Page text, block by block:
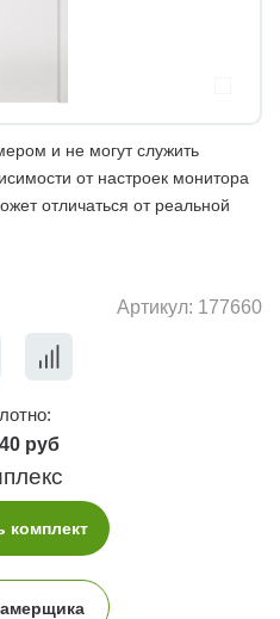
и не могут служить
от настроек монитора
отличаться от реальной
Артикул: 177660
руб
комплект